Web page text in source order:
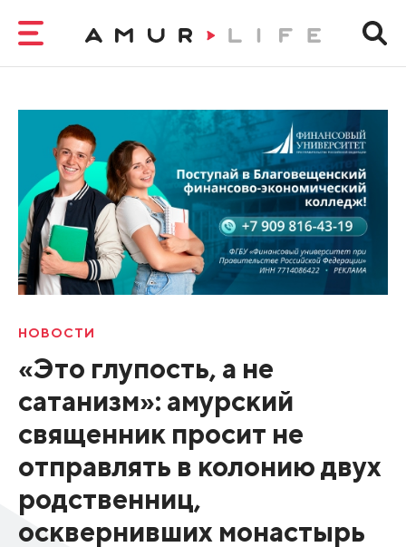
НОВОСТИ
«Это глупость, а не
сатанизм»: амурский
священник просит не
отправлять в колонию двух
родственниц,
осквернивших монастырь